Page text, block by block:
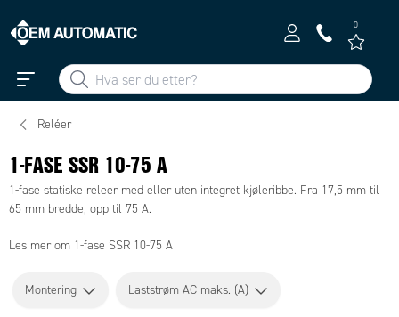
0
Reléer
1-FASE SSR 10-75 A
1-fase statiske releer med eller uten integret kjøleribbe. Fra 17,5 mm til
65 mm bredde, opp til 75 A.
Les mer om 1-fase SSR 10-75 A
Montering Laststrøm AC maks. (A)